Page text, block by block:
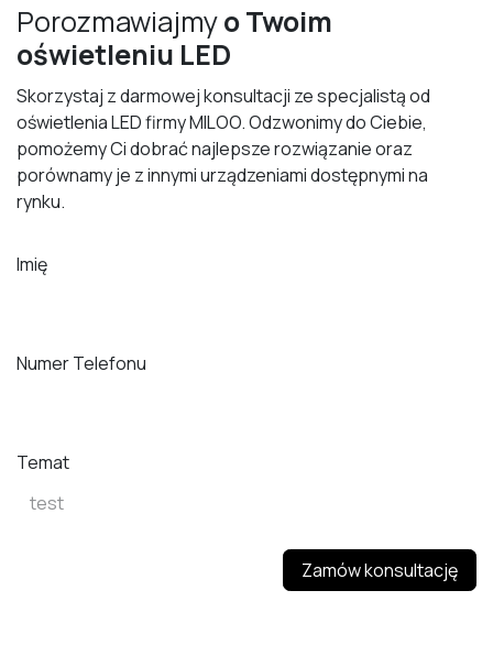
Porozmawiajmyo Twoim
oświetleniu LED
Skorzystaj z darmowej konsultacji ze specjalistą od
oświetlenia LED firmy MILOO. Odzwonimy do Ciebie,
pomożemy Ci dobrać najlepsze rozwiązanie oraz
porównamy je z innymi urządzeniami dostępnymi na
rynku.
Imię
Numer Telefonu
Temat
Zamów konsultację